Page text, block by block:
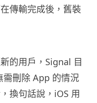
傳輸完成後，舊裝
的用戶，Signal 目
刪除 App 的情況
換句話說，iOS 用